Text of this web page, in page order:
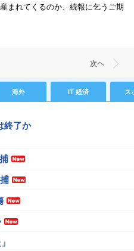
まれてくるのか、続報に乞うご期
次ヘ
海外 IT 経済 ス
終了か